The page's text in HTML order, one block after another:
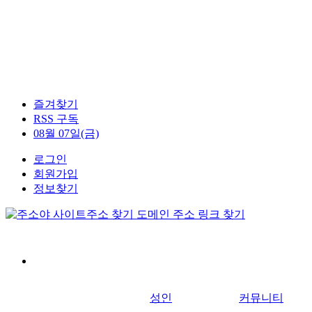
즐겨찾기
RSS 구독
08월 07일(금)
로그인
회원가입
정보찾기
성인 커뮤니티